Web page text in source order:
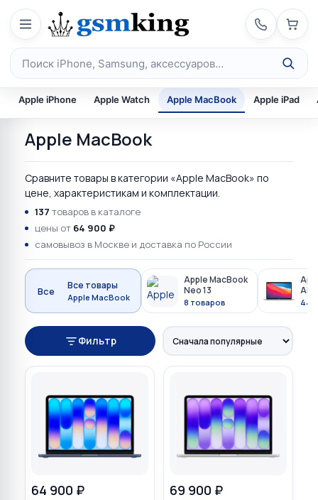
Перейти к содержимому
Поиск по каталогу
Apple iPhone Apple Watch Apple MacBook Apple iPad
Apple MacBook
Сравните товары в категории «Apple MacBook» по
цене, характеристикам и комплектации.
137 товаров в каталоге
цены от 64 900 ₽
самовывоз в Москве и доставка по России
Все Все товары
Apple MacBook
Apple MacBook
Neo 13
8 товаров
Air
44
Фильтр
64 900 ₽ 69 900 ₽